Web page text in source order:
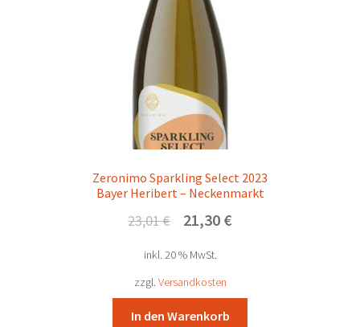
Zeronimo Sparkling Select 2023
Bayer Heribert – Neckenmarkt
23,01€
Ursprünglicher
war:
23,01 €
21,30 €Aktueller
inkl. 20 % MwSt.
zzgl. Versandkosten
In den Warenkorb